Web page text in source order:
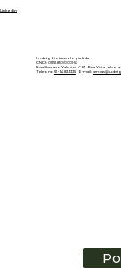
Ludwig Biotecnologia ltda
CNPJ: 01.151.850/0001-53
Rua Gustavo Valente, nº 69 - Bela Vista -
Telefone: 51 - 3483.3335E-mail:
Linkedin